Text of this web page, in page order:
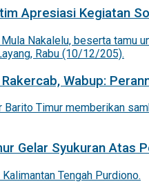
Apresiasi Kegiatan
Wabup:
Gelar Syukuran Atas